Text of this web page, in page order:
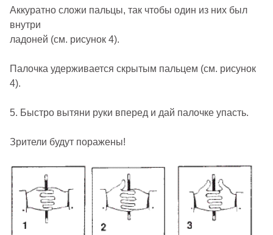
Аккуратно сложи пальцы, так чтобы один из них был
внутри
ладоней (см. рисунок 4).
Палочка удерживается скрытым пальцем (см. рисунок
4).
5. Быстро вытяни руки вперед и дай палочке упасть.
Зрители будут поражены!